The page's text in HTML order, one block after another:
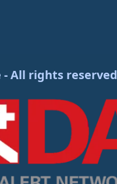
- All rights reserved